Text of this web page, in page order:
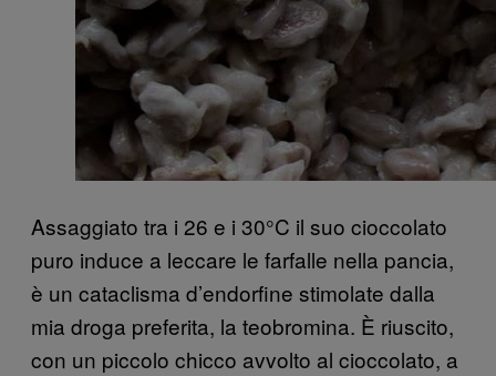
Assaggiato tra i 26 e i 30°C il suo cioccolato
puro induce a leccare le farfalle nella pancia,
è un cataclisma d’endorfine stimolate dalla
mia droga preferita, la teobromina. È riuscito,
con un piccolo chicco avvolto al cioccolato, a